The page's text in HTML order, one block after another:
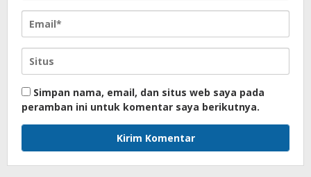
Simpan nama, email, dan situs web saya pada
peramban ini untuk komentar saya berikutnya.